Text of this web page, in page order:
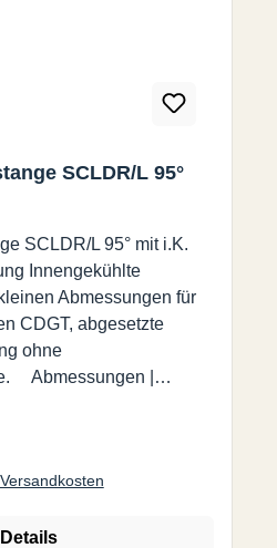
SCLDR/L 95°
SCLDR/L 95° mit i.K.
Innengekühlte
Abmessungen für
CDGT, abgesetzte
ohne
|
8
Details